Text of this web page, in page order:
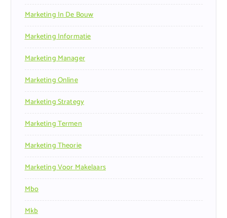
Marketing In De Bouw
Marketing Informatie
Marketing Manager
Marketing Online
Marketing Strategy
Marketing Termen
Marketing Theorie
Marketing Voor Makelaars
Mbo
Mkb